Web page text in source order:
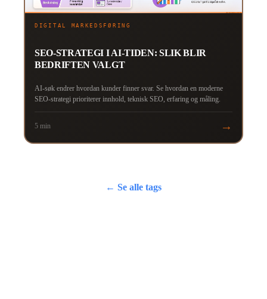
DIGITAL MARKEDSFØRING
SEO-STRATEGI I AI-TIDEN: SLIK BLIR
BEDRIFTEN VALGT
AI-søk endrer hvordan kunder finner svar. Se hvordan en moderne
SEO-strategi prioriterer innhold, teknisk SEO, erfaring og måling.
5 min →
← Se alle tags